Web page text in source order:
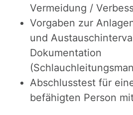
Vermeidung /
​Vorgaben zur
und
Dokumentation
​Abschlusstest für
befähigten Person